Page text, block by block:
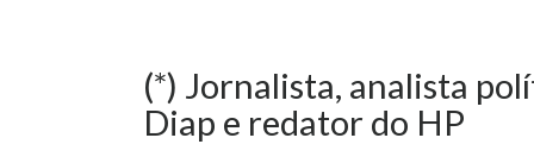
(*) Jornalista, analista
Diap e redator do HP